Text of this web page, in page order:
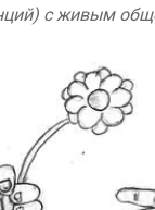
с живым